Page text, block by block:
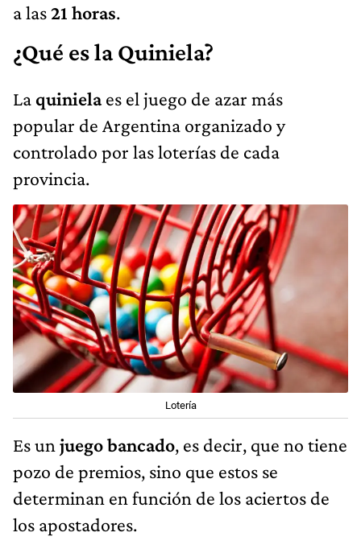
a las21 horas.
¿Qué es la Quiniela?
La quinielaes el juego de azar más
popular de Argentina organizado y
controlado por las loterías de cada
provincia.
Lotería
Es un juego bancado, es decir, que no tiene
pozo de premios, sino que estos se
determinan en función de los aciertos de
los apostadores.